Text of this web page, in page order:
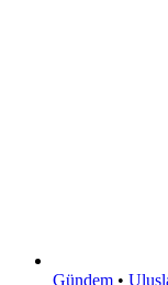
Gündem •